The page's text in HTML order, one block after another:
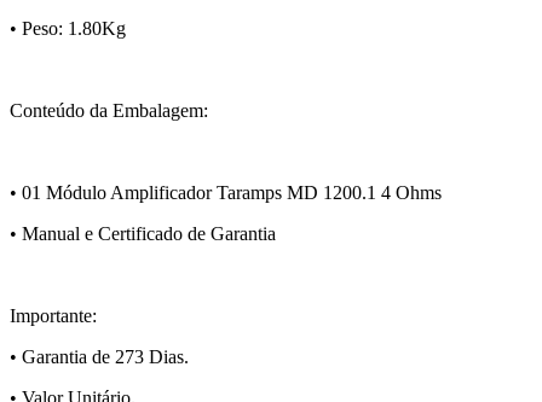
• Peso: 1.80Kg
Conteúdo da Embalagem:
• 01 Módulo Amplificador Taramps MD 1200.1 4 Ohms
• Manual e Certificado de Garantia
Importante:
• Garantia de 273 Dias.